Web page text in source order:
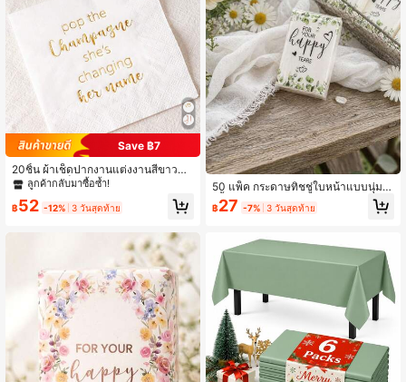
Save ฿7
20ชิ้น ผ้าเช็ดปากงานแต่งงานสีขาวแล
ะสีทอง, ผ้าเช็ดปากงานฝึกหัวหน้าเจ้าส
อยล์ทอง งานแต่งหมั้น งานฝึกหัวหน้าเจ้
ลูกค้ากลับมาซื้อซ้ำ!
฿52 -12% 3 วันสุดท้าย
50 แพ็ค กระดาษทิชชู่ใบหน้าแบบนุ่ม
"น้ำตาแห่งความสุข", ตกแต่งด้วยใบไม้
สีเขียว, เหมาะสำหรับงานหมั้น, งานแต่
แต่งงาน, ของชำร่วยงานแต่งงาน, อุปก
รณ์งานแต่งงานสำหรับเจ้าบ่าวและเจ้า
สาว, ตกแต่งงานรับปริญญา, อุปกรณ์งา
นรับปริญญา
฿27 -7% 3 วันสุดท้าย